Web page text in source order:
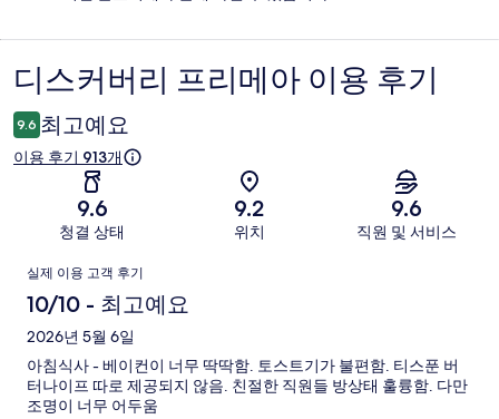
이
용
후
디스커버리 프리메아 이용 후기
9.6 최고예요
이용 후기 913개
9.6
청결 상태
9.2
위치
9.6
직원 및 서비스
이
용
후
기
실제 이용 고객 후기
10/10 - 최고예요
2026년 5월 6일
아침식사 - 베이컨이 너무 딱딱함. 토스트기가 불편함. 티스푼 버
터나이프 따로 제공되지 않음. 친절한 직원들 방상태 훌륭함. 다만
조명이 너무 어두움